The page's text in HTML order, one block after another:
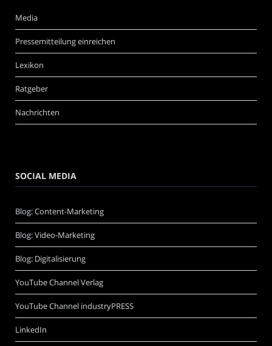
Media
Pressemitteilung einreichen
Lexikon
Ratgeber
Nachrichten
SOCIAL MEDIA
Blog: Content-Marketing
Blog: Video-Marketing
Blog: Digitalisierung
YouTube Channel Verlag
YouTube Channel industryPRESS
LinkedIn